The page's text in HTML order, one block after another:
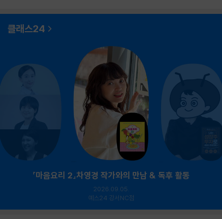
클래스24
『마음요리 2』차영경 작가와의 만남 & 독후 활동
2026.09.05.
예스24 강서NC점